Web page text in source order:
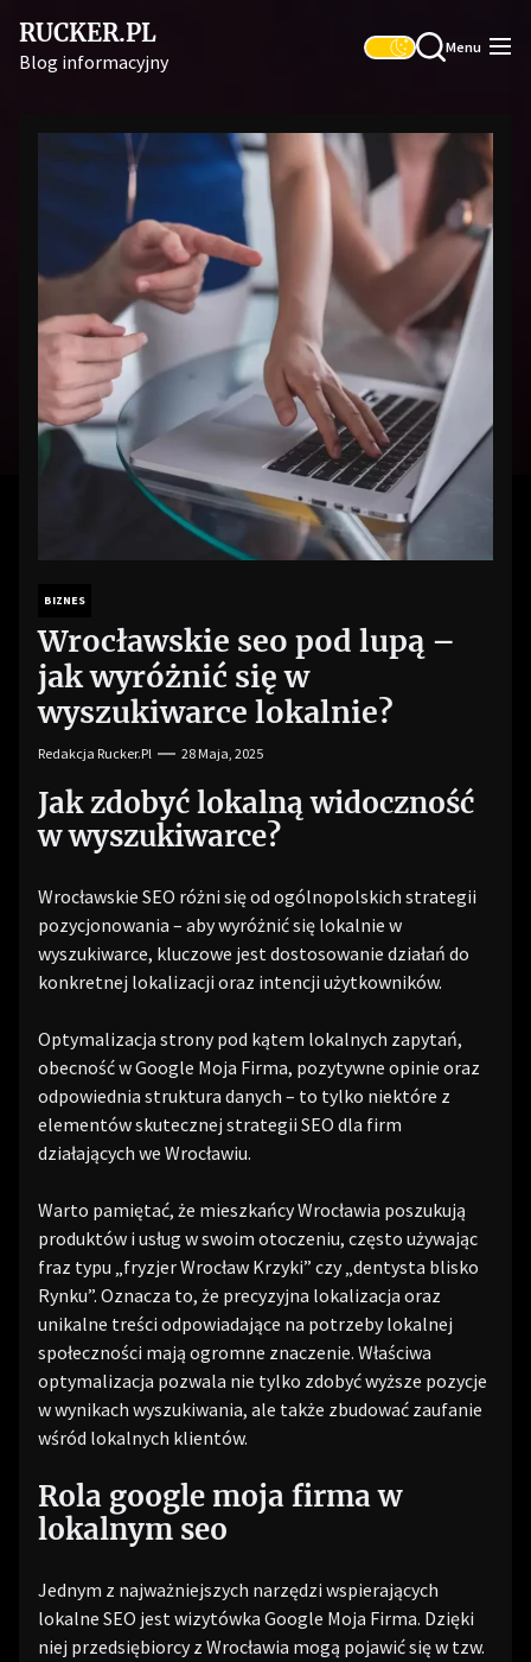
the
RUCKER.PL
Blog informacyjny
Menu
BIZNES
Wrocławskie seo pod lupą –
jak wyróżnić się w
wyszukiwarce lokalnie?
Redakcja Rucker.pl 28 Maja, 2025
Jak zdobyć lokalną widoczność
w wyszukiwarce?
Wrocławskie SEO różni się od ogólnopolskich strategii
pozycjonowania – aby wyróżnić się lokalnie w
wyszukiwarce, kluczowe jest dostosowanie działań do
konkretnej lokalizacji oraz intencji użytkowników.
Optymalizacja strony pod kątem lokalnych zapytań,
obecność w Google Moja Firma, pozytywne opinie oraz
odpowiednia struktura danych – to tylko niektóre z
elementów skutecznej strategii SEO dla firm
działających we Wrocławiu.
Warto pamiętać, że mieszkańcy Wrocławia poszukują
produktów i usług w swoim otoczeniu, często używając
fraz typu „fryzjer Wrocław Krzyki” czy „dentysta blisko
Rynku”. Oznacza to, że precyzyjna lokalizacja oraz
unikalne treści odpowiadające na potrzeby lokalnej
społeczności mają ogromne znaczenie. Właściwa
optymalizacja pozwala nie tylko zdobyć wyższe pozycje
w wynikach wyszukiwania, ale także zbudować zaufanie
wśród lokalnych klientów.
Rola google moja firma w
lokalnym seo
Jednym z najważniejszych narzędzi wspierających
lokalne SEO jest wizytówka Google Moja Firma. Dzięki
niej przedsiębiorcy z Wrocławia mogą pojawić się w tzw.